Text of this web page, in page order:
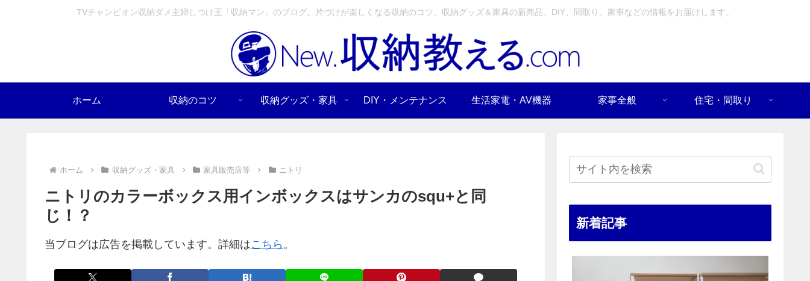
TVチャンピオン収納ダメ主婦しつけ王「収納マン」のブログ。片づけが楽しくなる収納のコツ、収納グッズ＆家具の新商品、DIY、間取り、家事などの情報をお届けします。
ホーム 収納のコツ 収納グッズ・家具 DIY・メンテナンス 生活家電・AV機器 家事全般 住宅・間取り
ホーム 収納グッズ・家具 家具販売店等 ニトリ
ニトリのカラーボックス用インボックスはサンカのsqu+と同
じ！？
当ブログは広告を掲載しています。詳細はこちら 。
新着記事